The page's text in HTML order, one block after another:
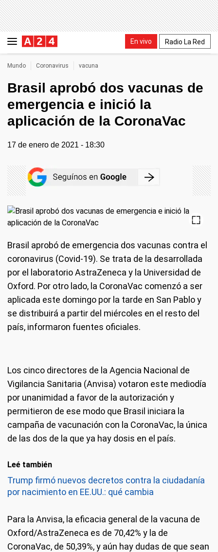
En vivo Radio La Red
Mundo Coronavirus vacuna
Brasil aprobó dos vacunas de
emergencia e inició la
aplicación de la CoronaVac
17 de enero de 2021 - 18:30
Brasil aprobó de emergencia dos vacunas contra el
coronavirus (Covid-19). Se trata de la desarrollada
por el laboratorio AstraZeneca y la Universidad de
Oxford. Por otro lado, la CoronaVac comenzó a ser
aplicada este domingo por la tarde en San Pablo y
se distribuirá a partir del miércoles en el resto del
país, informaron fuentes oficiales.
Los cinco directores de la Agencia Nacional de
Vigilancia Sanitaria (Anvisa) votaron este mediodía
por unanimidad a favor de la autorización y
permitieron de ese modo que Brasil iniciara la
campaña de vacunación con la CoronaVac, la única
de las dos de la que ya hay dosis en el país.
Leé también
Trump firmó nuevos decretos contra la ciudadanía
por nacimiento en EE.UU.: qué cambia
Para la Anvisa, la eficacia general de la vacuna de
Oxford/AstraZeneca es de 70,42% y la de
CoronaVac, de 50,39%, y aún hay dudas de que sean